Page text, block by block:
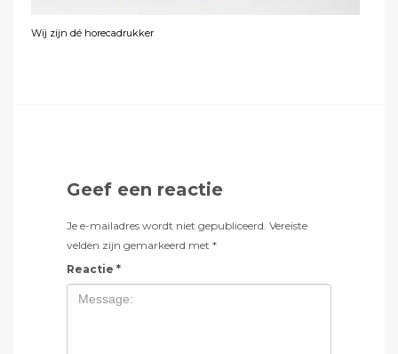
Wij zijn dé horecadrukker
Geef een reactie
Je e-mailadres wordt niet gepubliceerd. Vereiste
velden zijn gemarkeerd met *
Reactie *